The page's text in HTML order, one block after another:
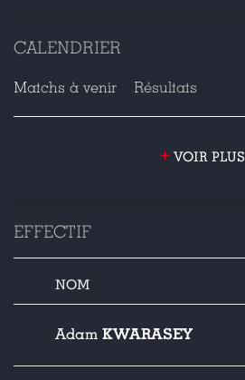
CALENDRIER
Matchs à venir Résultats
+ VOIR PLUS
EFFECTIF
NOM
Adam KWARASEY